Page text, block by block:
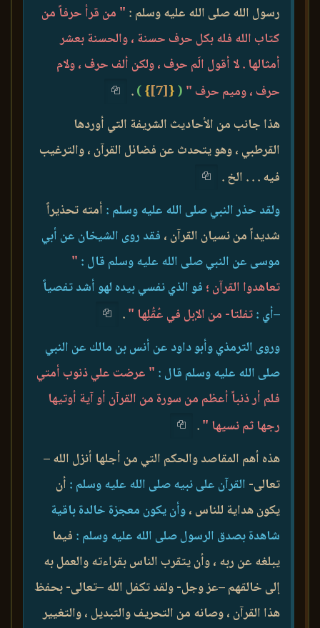
رسول الله صلى الله عليه وسلم : " من قرأ حرفاً من
كتاب الله فله بكل حرف حسنة ، والحسنة بعشر
أمثالها . لا أقول الَم حرف ، ولكن ألف حرف ، ولام
حرف ، وميم حرف " (
{
[7]
}
)
.
هذا جانب من الأحاديث الشريفة التي أوردها
القرطبي ، وهو يتحدث عن فضائل القرآن ، والترغيب
فيه . . . الخ .
ولقد حذر النبي صلى الله عليه وسلم : أمته تحذيراً
شديداً من نسيان القرآن ، فقد روى الشيخان عن أبي
موسى عن النبي صلى الله عليه وسلم قال : "
تعاهدوا القرآن ؛ فو الذي نفسي بيده لهو أشد تفصياً
–أي :تفلتا- من الإبل في عُقُلِها ".
وروى الترمذي وأبو داود عن أنس بن مالك عن النبي
صلى الله عليه وسلم قال : " عرضت علي ذنوب أمتي
فلم أر ذنباً أعظم من سورة من القرآن أو آية أوتيها
رجها ثم نسيها ".
هذه أهم المقاصد والحكم التي من أجلها أنزل الله –
تعالى- القرآن على نبيه صلى الله عليه وسلم : أن
يكون هداية للناس ،وأن يكون معجزة خالدة باقية
شاهدة بصدق الرسول صلى الله عليه وسلم : فيما
يبلغه عن ربه ، وأن يتقرب الناس بقراءته والعمل به
إلى خالقهم –عز وجل- ولقد تكفل الله –تعالى- بحفظ
هذا القرآن ، وصانه من التحريف والتبديل ، والتغيير